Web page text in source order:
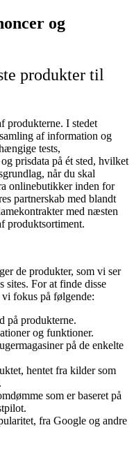
og
produkter til
produkterne. I stedet
af information og
tests,
prisdata på ét sted, hvilket
når du skal
onlinebutikker inden for
partnerskab med blandt
med næsten
produktsortiment.
de produkter, som vi ser
sites. For at finde disse
vi fokus på følgende:
på produkterne.
og funktioner.
på de enkelte
hentet fra kilder som
som er baseret på
fra Google og andre